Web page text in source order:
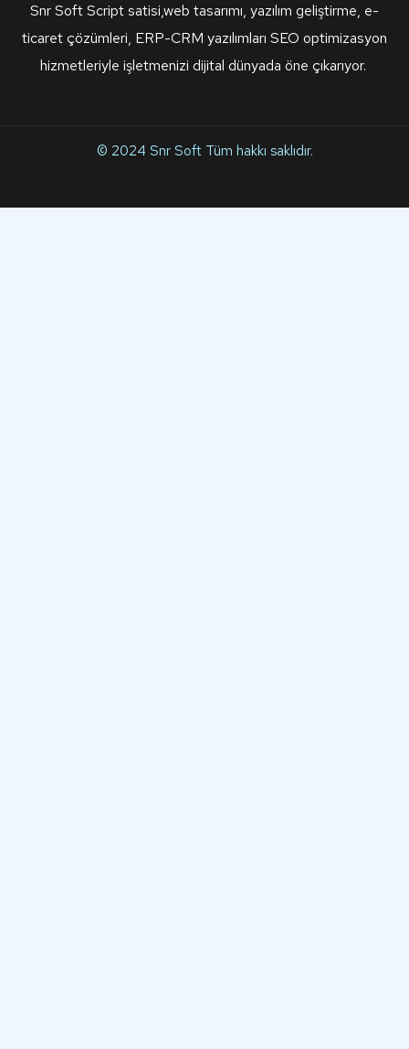
Snr Soft Script satisi,web tasarımı, yazılım geliştirme, e-
ticaret çözümleri, ERP-CRM yazılımları SEO optimizasyon
hizmetleriyle işletmenizi dijital dünyada öne çıkarıyor.
© 2024 Snr Soft Tüm hakkı saklıdır.